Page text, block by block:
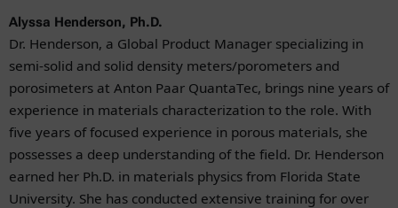
Alyssa Henderson, Ph.D.
Dr. Henderson, a Global Product Manager specializing in
semi-solid and solid density meters/porometers and
porosimeters at Anton Paar QuantaTec, brings nine years of
experience in materials characterization to the role. With
five years of focused experience in porous materials, she
possesses a deep understanding of the field. Dr. Henderson
earned her Ph.D. in materials physics from Florida State
University. She has conducted extensive training for over